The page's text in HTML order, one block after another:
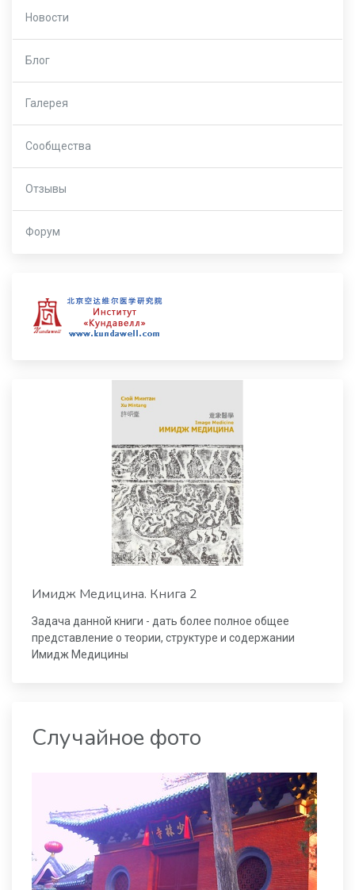
Новости
Блог
Галерея
Сообщества
Отзывы
Форум
Имидж Медицина. Книга 2
Задача данной книги - дать более полное общее
представление о теории, структуре и содержании
Имидж Медицины
Случайное фото